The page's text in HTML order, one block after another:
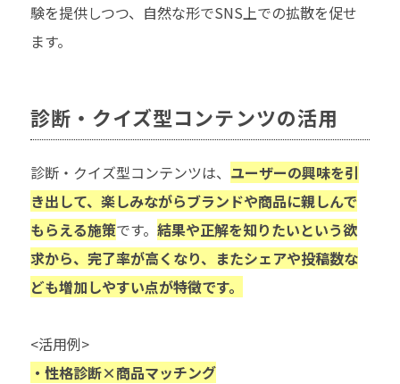
験を提供しつつ、自然な形でSNS上での拡散を促せ
ます。
診断・クイズ型コンテンツの活用
診断・クイズ型コンテンツは、 ユーザーの興味を引
き出して、楽しみながらブランドや商品に親しんで
もらえる施策です。 結果や正解を知りたいという欲
求から、完了率が高くなり、またシェアや投稿数な
ども増加しやすい点が特徴です。
<活用例>
・性格診断×商品マッチング